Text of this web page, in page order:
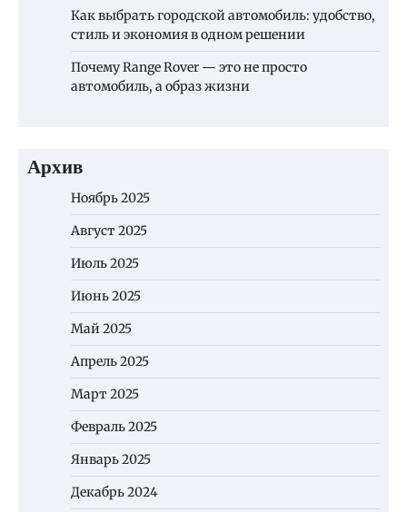
Как выбрать городской автомобиль: удобство,
стиль и экономия в одном решении
Почему Range Rover — это не просто
автомобиль, а образ жизни
Архив
Ноябрь 2025
Август 2025
Июль 2025
Июнь 2025
Май 2025
Апрель 2025
Март 2025
Февраль 2025
Январь 2025
Декабрь 2024